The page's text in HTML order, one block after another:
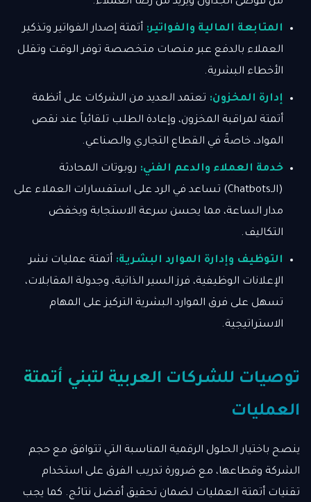
المتابعة المالية والفواتير: أتمتة إصدار الفواتير وتذكير
العملاء بالدفع عبر منصات متخصصة توفر الوقت وتقلل
الأخطاء البشرية.
إدارة المخزون: تعتمد العديد من الشركات على أنظمة
أتمتة لمراقبة المخزون، وإعادة الطلب تلقائياً عند نقص
المواد، خاصةً في القطاع التجاري والصناعي.
خدمة العملاء والدعم الفني: روبوتات المحادثة
(الـChatbots) تساعد في الرد على استفسارات العملاء على
مدار الساعة، مما يحسن سرعة الاستجابة ويخفض
التكاليف.
التوظيف وإدارة الموارد البشرية: أتمتة عمليات نشر
الإعلانات الوظيفية، فرز السير الذاتية، وجدولة المقابلات،
تسهل على فرق الموارد البشرية التركيز على المهام
الاستراتيجية.
توصيات للشركات العربية لتبني أتمتة
العمليات
ينصح باختيار الحلول الرقمية المناسبة التي تتوافق مع حجم
الشركة وقطاعها، مع ضرورة تدريب الفرق على استخدام
تقنيات أتمتة العمليات لضمان تحقيق أفضل نتائج. كما يجب